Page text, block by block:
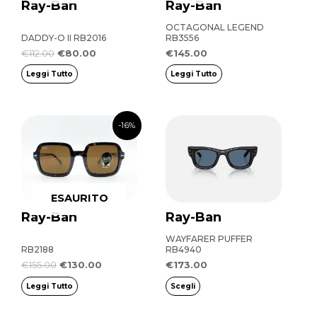
Ray-Ban
DADDY-O II RB2016
€112.00 €80.00
Leggi Tutto
Ray-Ban
OCTAGONAL LEGEND
RB3556
€145.00
Leggi Tutto
-16%
Ray-Ban
ESAURITO
RB2188
€155.00
originale
era:
€155.00.
€130.00
prezzo
attuale
è:
€130.00.
Leggi Tutto
Ray-Ban
WAYFARER PUFFER
RB4940
€173.00
Scegli
prodotto
Le
opzioni
essere
scelte